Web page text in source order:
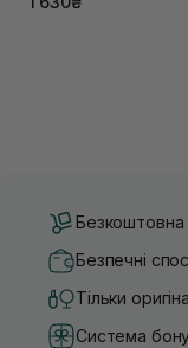
Безкоштовна
Безпечні
Тільки
Система